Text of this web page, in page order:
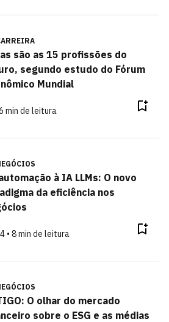
são as 15 profissões do
segundo estudo do Fórum
Mundial
min de leitura
à IA LLMs: O novo
da eficiência nos
• 8 min de leitura
O olhar do mercado
sobre o ESG e as médias